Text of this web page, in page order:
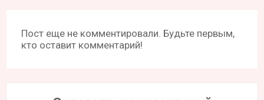
Пост еще не комментировали. Будьте первым,
кто оставит комментарий!